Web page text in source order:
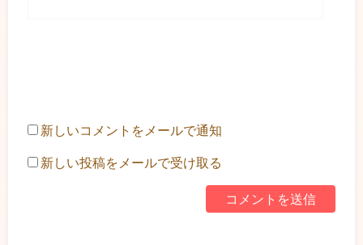
新しいコメントをメールで通知
新しい投稿をメールで受け取る